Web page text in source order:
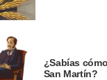
¿Sabías
San Martín?